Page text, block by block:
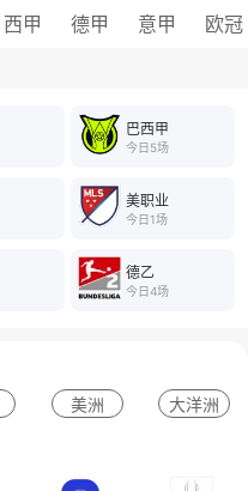
西甲 德甲 意甲 欧冠
巴西甲
今日5场
美职业
今日1场
德乙
今日4场
美洲 大洋洲